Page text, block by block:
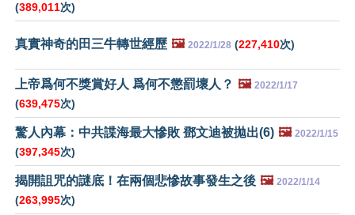
(389,011次)
真實神奇的田三牛轉世經歷 🖼️ 2022/1/28 (227,410次)
上帝爲何不獎賞好人 爲何不懲罰壞人？ 🖼️ 2022/1/17
(639,475次)
驚人內幕：中共諜海最大慘敗 鄧文迪被拋出(6) 🖼️ 2022/1/15
(397,345次)
揭開詛咒的謎底！在兩個悲慘故事發生之後 🖼️ 2022/1/14
(263,995次)